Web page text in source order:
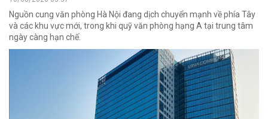
Nguồn cung văn phòng Hà Nội đang dịch chuyển mạnh về phía Tây
và các khu vực mới, trong khi quỹ văn phòng hạng A tại trung tâm
ngày càng hạn chế.